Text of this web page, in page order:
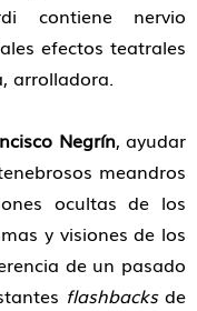
contiene nervio
efectos teatrales
arrolladora.
Negrín, ayudar
meandros
ocultas de los
y visiones de los
de un pasado
flashbacks de